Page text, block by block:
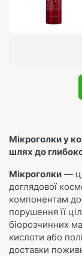
Мікроголки у
шлях до
Мікроголки —
доглядової
компонентам
порушення її
біорозчинних
кислоти або
доставки